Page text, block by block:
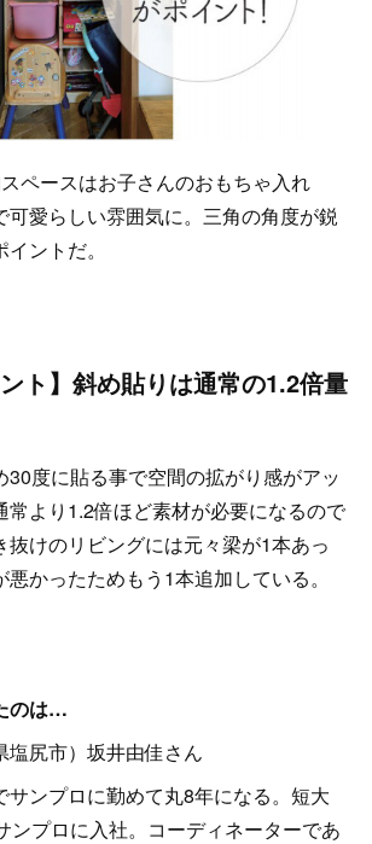
ペースはお子さんのおもちゃ入れ
可愛らしい雰囲気に。三角の角度が鋭
ントだ。
ント】斜め貼りは通常の1.2倍量
30度に貼る事で空間の拡がり感がアッ
常より1.2倍ほど素材が必要になるので
抜けのリビングには元々梁が1本あっ
かったためもう1本追加している。
のは…
塩尻市）坂井由佳さん
サンプロに勤めて丸8年になる。短大
ンプロに入社。コーディネーターであ